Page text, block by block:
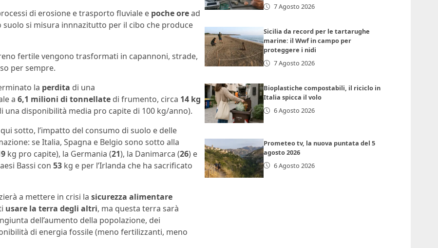
di erosione e trasporto fluviale e poche oread
si misura innnazitutto per il cibo che produce
fertile vengono trasformati in capannoni, strade,
per sempre.
la perdita di una
a 6,1 milioni di tonnellate di frumento, circa 14 kg
una disponibilità media pro capite di 100 kg/anno).
sotto, l’impatto del consumo di suolo e delle
se Italia, Spagna e Belgio sono sotto alla
kg pro capite), la Germania (21), la Danimarca (26) e
Bassi con 53 kg e per l’Irlanda che ha sacrificato
a mettere in crisi la sicurezza alimentare
usare la terra degli altri, ma questa terra sarà
dell’aumento della popolazione, dei
di energia fossile (meno fertilizzanti, meno
7 Agosto 2026
Sicilia da record per le tartarughe
marine: il Wwf in campo per
proteggere i nidi
7 Agosto 2026
Bioplastiche compostabili, il riciclo in
Italia spicca il volo
6 Agosto 2026
Prometeo tv, la nuova puntata del 5
agosto 2026
6 Agosto 2026